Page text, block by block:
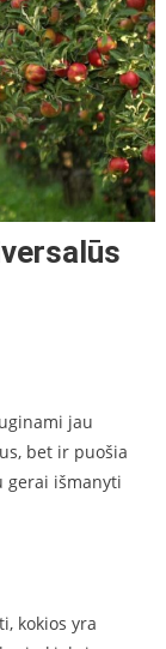
jau
bet ir puošia
gerai išmanyti
kokios yra